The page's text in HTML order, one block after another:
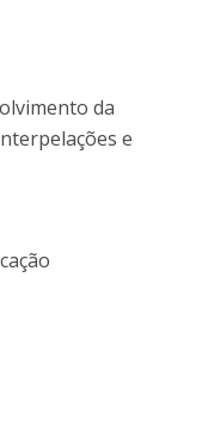
da
e